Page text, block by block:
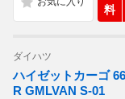
料
ダイハツ
ハイゼットカーゴ
R GMLVAN S-01